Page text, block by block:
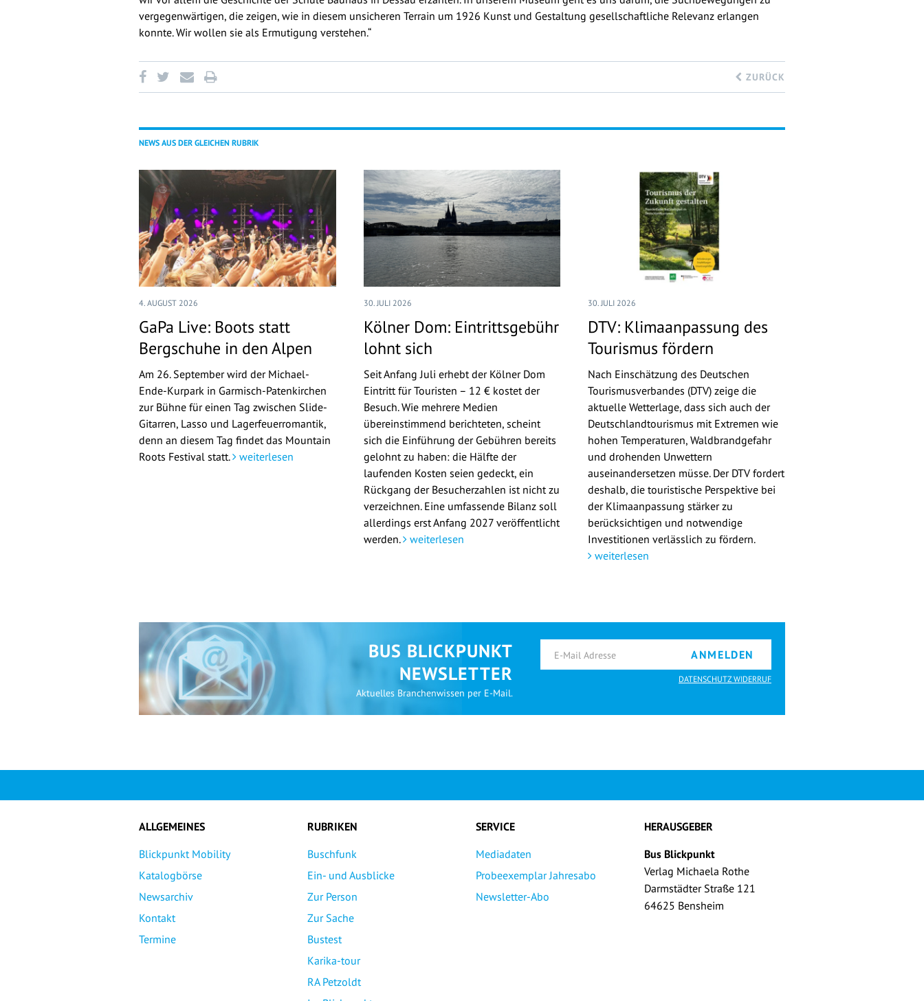
vergegenwärtigen, die zeigen, wie in diesem unsicheren Terrain um 1926 Kunst und Gestaltung gesellschaftliche Relevanz erlangen
konnte. Wir wollen sie als Ermutigung verstehen.“
ZURÜCK
NEWS AUS DER GLEICHEN RUBRIK
4. AUGUST 2026
GaPa Live: Boots statt
Bergschuhe in den Alpen
Am 26. September wird der Michael-
Ende-Kurpark in Garmisch-Patenkirchen
zur Bühne für einen Tag zwischen Slide-
Gitarren, Lasso und Lagerfeuerromantik,
denn an diesem Tag findet das Mountain
Roots Festival statt.
weiterlesen
30. JULI 2026
Kölner Dom: Eintrittsgebühr
lohnt sich
Seit Anfang Juli erhebt der Kölner Dom
Eintritt für Touristen – 12 € kostet der
Besuch. Wie mehrere Medien
übereinstimmend berichteten, scheint
sich die Einführung der Gebühren bereits
gelohnt zu haben: die Hälfte der
laufenden Kosten seien gedeckt, ein
Rückgang der Besucherzahlen ist nicht zu
verzeichnen. Eine umfassende Bilanz soll
allerdings erst Anfang 2027 veröffentlicht
werden. weiterlesen
30. JULI 2026
DTV: Klimaanpassung des
Tourismus fördern
Nach Einschätzung des Deutschen
Tourismusverbandes (DTV) zeige die
aktuelle Wetterlage, dass sich auch der
Deutschlandtourismus mit Extremen wie
hohen Temperaturen, Waldbrandgefahr
und drohenden Unwettern
auseinandersetzen müsse. Der DTV fordert
deshalb, die touristische Perspektive bei
der Klimaanpassung stärker zu
berücksichtigen und notwendige
Investitionen verlässlich zu fördern.
weiterlesen
BUS BLICKPUNKT
NEWSLETTER
Aktuelles Branchenwissen per E-Mail.
ANMELDEN
DATENSCHUTZ WIDERRUF
ALLGEMEINES
Blickpunkt Mobility
Katalogbörse
Newsarchiv
Kontakt
Termine
RUBRIKEN
Buschfunk
Ein- und Ausblicke
Zur Person
Zur Sache
Bustest
Karika-tour
RA Petzoldt
SERVICE
Mediadaten
Probeexemplar Jahresabo
Newsletter-Abo
HERAUSGEBER
Bus Blickpunkt
Verlag Michaela Rothe
Darmstädter Straße 121
64625 Bensheim